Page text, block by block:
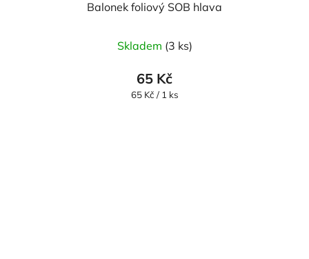
Balonek foliový SOB hlava
Skladem (3 ks)
65 Kč
Měrná
65 Kč / 1 ks